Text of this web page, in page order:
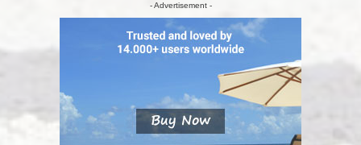
- Advertisement -